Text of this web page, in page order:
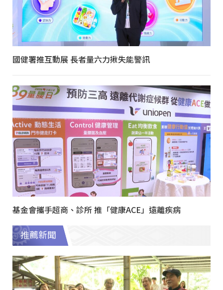
國健署推互動展 長者量六力揪失能警訊
基金會攜手超商、診所 推「健康ACE」遠離疾病
推薦新聞